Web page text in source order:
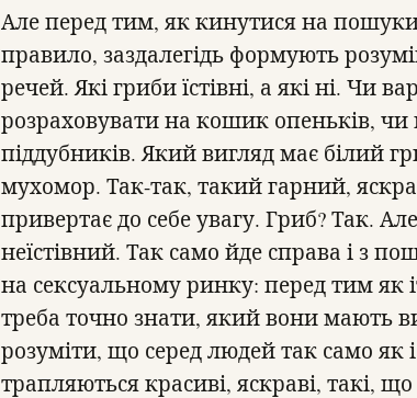
Але перед тим, як кинутися на
правило, заздалегідь формують
речей. Які гриби їстівні, а які ні. Чи
розраховувати на кошик опеньків, чи
піддубників. Який вигляд має білий
мухомор. Так-так, такий гарний,
привертає до себе увагу. Гриб? Так.
неїстівний. Так само йде справа і з
на сексуальному ринку: перед тим як
треба точно знати, який вони мають
розуміти, що серед людей так само як і
трапляються красиві, яскраві, такі,